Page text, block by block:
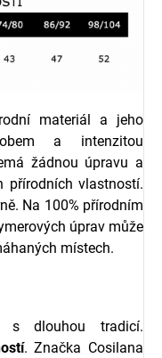
materiál a jeho
a intenzitou
žádnou úpravu a
přírodních vlastností.
Na 100% přírodním
úprav může
místech.
s dlouhou tradicí.
. Značka Cosilana